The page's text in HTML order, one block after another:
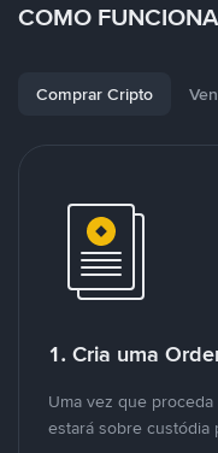
COMO
Comprar Cripto
1. Cria uma
Uma vez que
estará sobre custódia